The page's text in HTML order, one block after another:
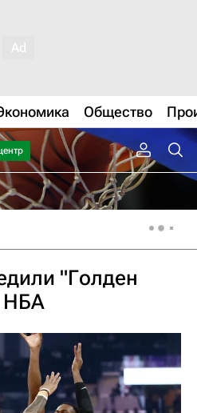
Общество
"Голден
НБА